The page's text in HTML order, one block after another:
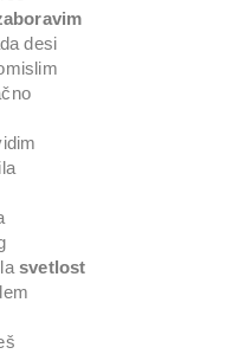
desi
svetlost